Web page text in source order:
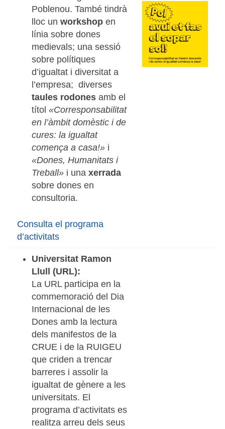
Poblenou. També tindrà
lloc unworkshop en
línia sobre dones
medievals; una sessió
sobre polítiques
d’igualtat i diversitat a
l’empresa; diverses
taules rodonesamb el
títol«Corresponsabilitat
en l’àmbit domèstic i de
cures: la igualtat
comença a casa!» i
«Dones, Humanitats i
Treball» i unaxerrada
sobre dones en
consultoria.
Consulta el programa
d’activitats
Universitat Ramon
Llull (URL):
La URL participa en la
commemoració del Dia
Internacional de les
Dones amb la lectura
dels manifestos de la
CRUE i de la RUIGEU
que criden a trencar
barreres i assolir la
igualtat de gènere a les
universitats. El
programa d’activitats es
realitza arreu dels seus